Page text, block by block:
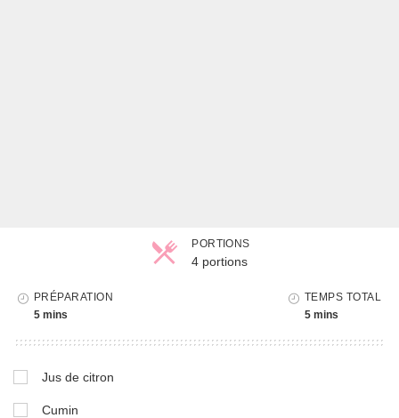
PORTIONS
4 portionsParts
PRÉPARATION
5 mins
TEMPS TOTAL
5 mins
Jus de citron
Cumin